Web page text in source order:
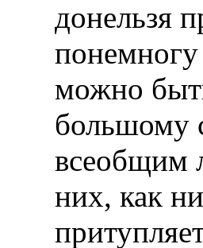
донельзя
можно
большому
всеобщим
них, как